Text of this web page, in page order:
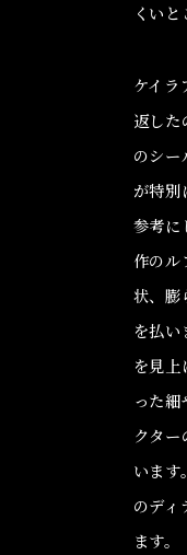
くいと
ケイ
返した
のシー
が特別
参考に
作のル
状、膨
を払
を見
った
クタ
います
のディ
ます。